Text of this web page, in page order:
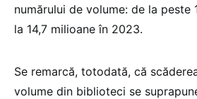
numărului de volume: de la peste
la 14,7 milioane în 2023.
Se remarcă, totodată, că
volume din biblioteci se